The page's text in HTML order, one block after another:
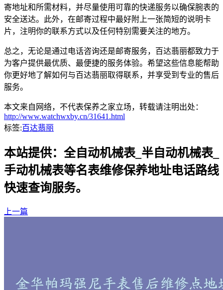
寄地址和所需材料，并尽量使用可靠的快递服务以确保腕表的
安全送达。此外，在邮寄过程中最好附上一张简短的说明卡
片，注明你的联系方式以及任何特别需要关注的地方。
总之，无论是通过电话咨询还是邮寄服务，百达翡丽都致力于
为客户提供最优质、最便捷的服务体验。希望这些信息能帮助
你更好地了解如何与百达翡丽取得联系，并享受到专业的售后
服务。
本文来自网络，不代表保养之家立场，转载请注明出处：
http://www.watchwxby.cn/31641.html
标签:百达翡丽
本站提供：全自动机械表_半自动机械表_
手动机械表等名表维修保养地址电话路线
快速查询服务。
上一篇